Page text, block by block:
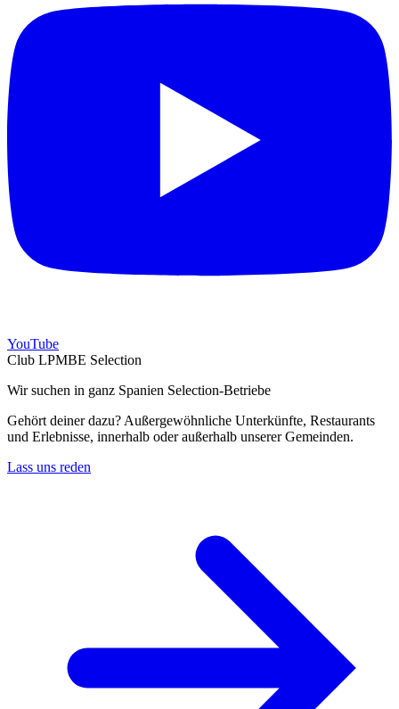
YouTube
Club LPMBE Selection
Wir suchen in ganz Spanien Selection-Betriebe
Gehört deiner dazu? Außergewöhnliche Unterkünfte, Restaurants
und Erlebnisse, innerhalb oder außerhalb unserer Gemeinden.
Lass uns reden